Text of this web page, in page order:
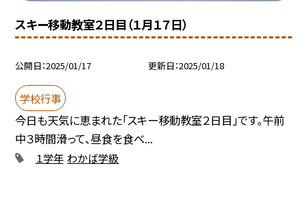
スキー移動教室２日目（１月１７日）
公開日 2025/01/17 更新日 2025/01/18
学校行事
今日も天気に恵まれた「スキー移動教室２日目」です。午前
中３時間滑って、昼食を食べ...
１学年 わかば学級